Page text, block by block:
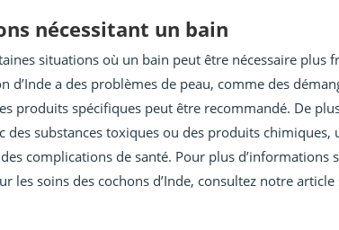
nécessitant un bain
situations où un bain peut être nécessaire plus
d’Inde a des problèmes de peau, comme des
produits spécifiques peut être recommandé. De
des substances toxiques ou des produits
complications de santé. Pour plus d’informations
les soins des cochons d’Inde, consultez notre article